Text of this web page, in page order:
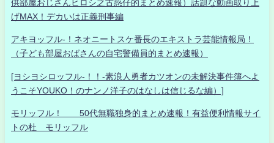
供部屋おじさんヒロシ之古惑仔的まとめ速報）話題な動画取り上
げMAX！デカいは正義刑事編
アキヨッフル-！ネオニートスケ番長のエキストラ芸能情報局！
（子ども部屋おばさんの自宅警備員的まとめ速報）
[ヨシヨシロッフル-！！-素浪人勇者カツオンの未解決事件簿へよ
うこそYOUKO！のナンノ洋子のはなしは信じるな編）]
モリッフル！ 50代無職独身的まとめ速報！有益便利情報サイ
トの杜 モリッフル